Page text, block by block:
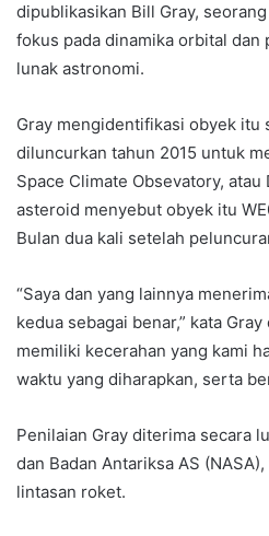
dipublikasikan Bill Gray,
fokus pada dinamika orbital dan
lunak astronomi.
Gray mengidentifikasi obyek itu
diluncurkan tahun 2015 untuk
Space Climate Obsevatory, atau
asteroid menyebut obyek itu
Bulan dua kali setelah
“Saya dan yang lainnya
kedua sebagai benar,” kata
memiliki kecerahan yang kami
waktu yang diharapkan, serta
Penilaian Gray diterima secara
dan Badan Antariksa AS
lintasan roket.